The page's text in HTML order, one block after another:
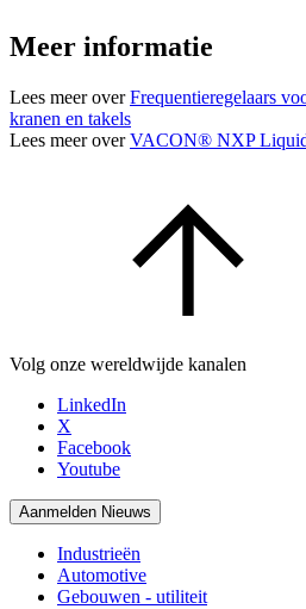
Meer informatie
Lees meer overFrequentieregelaars
kranen en takels
Lees meer overVACON® NXP
Volg onze wereldwijde kanalen
LinkedIn
X
Facebook
Youtube
Aanmelden Nieuws
Industrieën
Automotive
Gebouwen - utiliteit